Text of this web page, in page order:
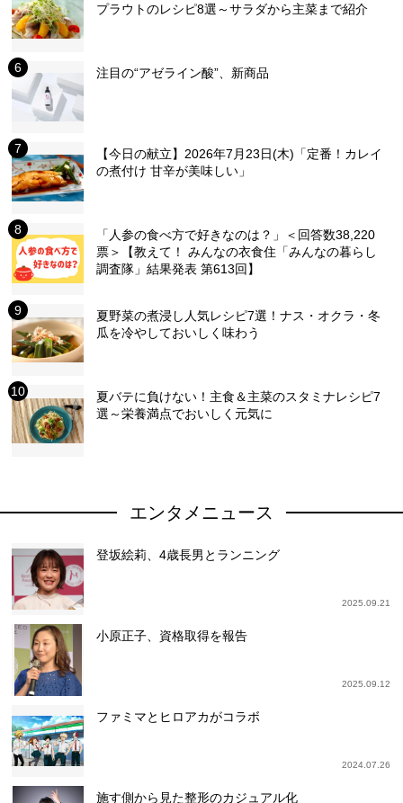
プラウトのレシピ8選～サラダから主菜まで紹介
注目の“アゼライン酸”、新商品
【今日の献立】2026年7月23日(木)「定番！カレイ
の煮付け 甘辛が美味しい」
「人参の食べ方で好きなのは？」＜回答数38,220
票＞【教えて！ みんなの衣食住「みんなの暮らし
調査隊」結果発表 第613回】
夏野菜の煮浸し人気レシピ7選！ナス・オクラ・冬
瓜を冷やしておいしく味わう
夏バテに負けない！主食＆主菜のスタミナレシピ7
選～栄養満点でおいしく元気に
エンタメニュース
登坂絵莉、4歳長男とランニング
2025.09.21
小原正子、資格取得を報告
2025.09.12
ファミマとヒロアカがコラボ
2024.07.26
施す側から見た整形のカジュアル化